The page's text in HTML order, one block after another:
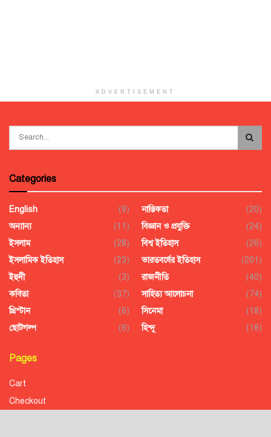
ADVERTISEMENT
Categories
English
(9)
অন্যান্য
(11)
ইসলাম
(28)
ইসলামিক ইতিহাস
(23)
ইহুদী
(3)
কবিতা
(37)
খ্রিস্টান
(6)
ছোটগল্প
(6)
নাস্তিকতা
(20)
বিজ্ঞান ও প্রযুক্তি
(24)
বিশ্ব ইতিহাস
(26)
ভারতবর্ষের ইতিহাস
(201)
রাজনীতি
(40)
সাহিত্য আলোচনা
(74)
সিনেমা
(18)
হিন্দু
(18)
Pages
Cart
Checkout